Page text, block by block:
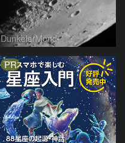
DunkelerMond
PR